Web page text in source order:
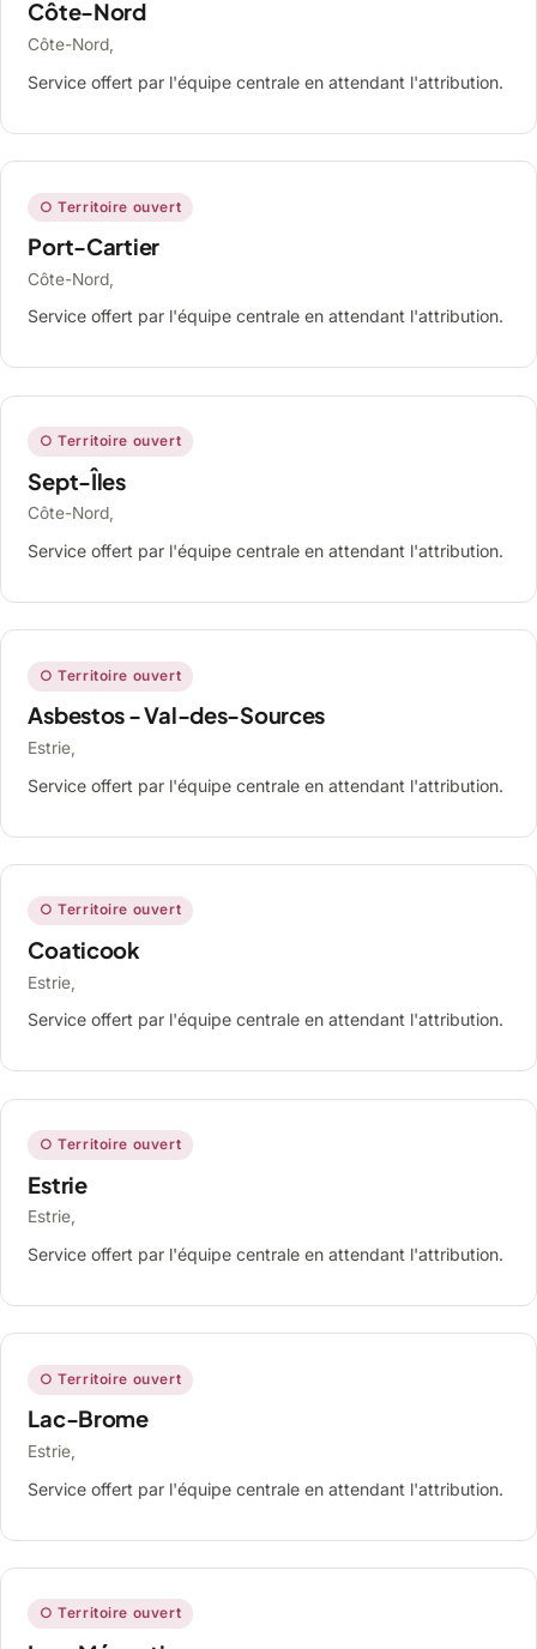
Côte-Nord
Côte-Nord,
Service offert par l'équipe centrale en attendant l'attribution.
○ Territoire ouvert
Port-Cartier
Côte-Nord,
Service offert par l'équipe centrale en attendant l'attribution.
○ Territoire ouvert
Sept-Îles
Côte-Nord,
Service offert par l'équipe centrale en attendant l'attribution.
○ Territoire ouvert
Asbestos - Val-des-Sources
Estrie,
Service offert par l'équipe centrale en attendant l'attribution.
○ Territoire ouvert
Coaticook
Estrie,
Service offert par l'équipe centrale en attendant l'attribution.
○ Territoire ouvert
Estrie
Estrie,
Service offert par l'équipe centrale en attendant l'attribution.
○ Territoire ouvert
Lac-Brome
Estrie,
Service offert par l'équipe centrale en attendant l'attribution.
○ Territoire ouvert